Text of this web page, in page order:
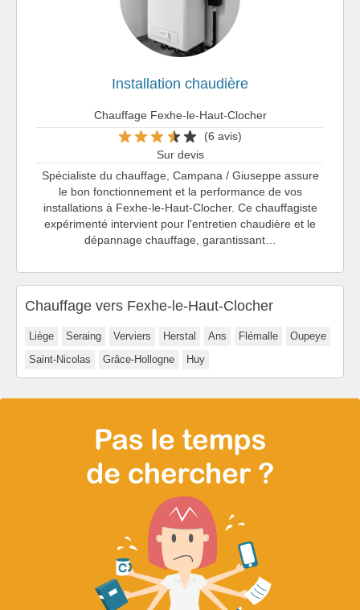
Installation chaudière
Chauffage Fexhe-le-Haut-Clocher
(6 avis)
Sur devis
Spécialiste du chauffage, Campana / Giuseppe assure
le bon fonctionnement et la performance de vos
installations à Fexhe-le-Haut-Clocher. Ce chauffagiste
expérimenté intervient pour l'entretien chaudière et le
dépannage chauffage, garantissant…
Chauffage vers Fexhe-le-Haut-Clocher
Liège Seraing Verviers Herstal Ans Flémalle
Oupeye
Saint-Nicolas
Grâce-Hollogne Huy